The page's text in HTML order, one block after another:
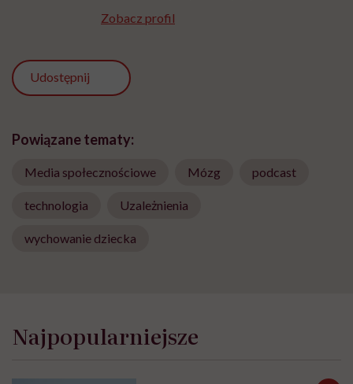
Zobacz profil
Udostępnij
Powiązane tematy:
Media społecznościowe Mózg podcast
technologia Uzależnienia
wychowanie dziecka
Najpopularniejsze